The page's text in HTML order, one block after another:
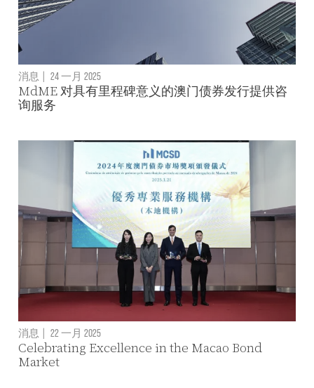
消息 | 24 一月 2025
MdME 对具有里程碑意义的澳门债券发行提供咨
询服务
消息 | 22 一月 2025
Celebrating Excellence in the Macao Bond
Market